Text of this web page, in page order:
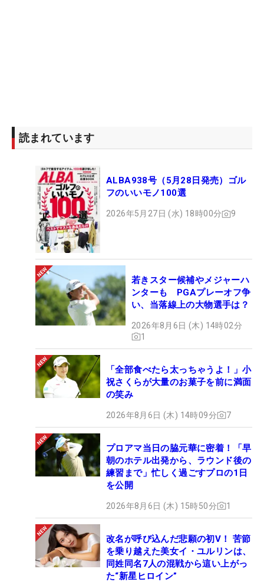
読まれています
ALBA938号（5月28日発売）ゴル
フのいいモノ100選
2026年5月27日 (水) 18時00分 9
若きスター候補やメジャーハ
ンターも PGAプレーオフ争
い、当落線上の大物選手は？
2026年8月6日 (木) 14時02分
1
「全部食べたら太っちゃうよ！」小
祝さくらが大量のお菓子を前に満面
の笑み
2026年8月6日 (木) 14時09分 7
プロアマ当日の脇元華に密着！「早
朝のホテル出発から、ラウンド後の
練習まで」忙しく過ごすプロの1日
を公開
2026年8月6日 (木) 15時50分 1
改名が呼び込んだ悲願の初V！ 苦節
を乗り越えた美女イ・ユルリンは、
同姓同名7人の混戦から這い上がっ
た“新星ヒロイン”